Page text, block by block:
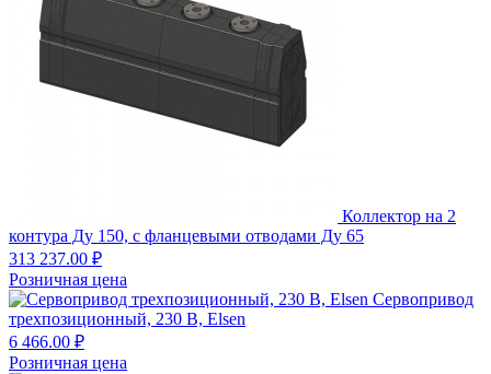
Коллектор на 2
контура Ду 150, с фланцевыми отводами Ду 65
313 237.00 ₽
Розничная цена
Сервопривод
трехпозиционный, 230 В, Elsen
6 466.00 ₽
Розничная цена